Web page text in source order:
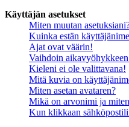
Käyttäjän asetukset
Miten muutan
Kuinka estän
Ajat ovat väärin!
Vaihdoin
Kieleni ei ole valittavana!
Mitä kuvia on
Miten asetan avataren?
Mikä on arvonimi ja
Kun klikkaan